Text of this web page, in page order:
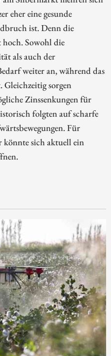
eher eine gesunde
ist. Denn die
Sowohl die
als auch der
weiter an, während das
Gleichzeitig sorgen
Zinssenkungen für
folgten auf scharfe
Für
sich aktuell ein